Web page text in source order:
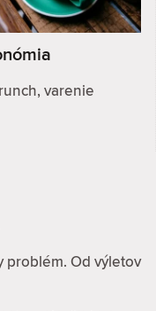
varenie
problém. Od výletov